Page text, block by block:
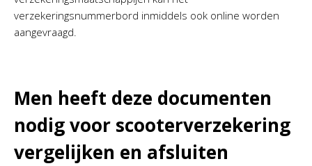
verzekeringsnummerbord inmiddels ook online worden
aangevraagd.
Men heeft deze documenten
nodig voor scooterverzekering
vergelijken en afsluiten